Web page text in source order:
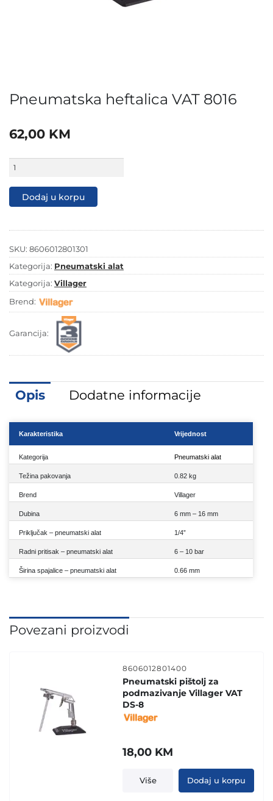
Pneumatska heftalica VAT 8016
62,00 KM
heftalica
8016
količina
Dodaj u korpu
SKU: 8606012801301
Kategorija: Pneumatski alat
Kategorija: Villager
Brend:
Garancija:
Opis Dodatne informacije
Karakteristika Vrijednost
Kategorija Pneumatski alat
Težina pakovanja 0.82 kg
Brend Villager
Dubina 6 mm – 16 mm
Priključak – pneumatski alat 1/4”
Radni pritisak – pneumatski alat 6 – 10 bar
Širina spajalice – pneumatski alat 0.66 mm
Povezani proizvodi
8606012801400
Pneumatski pištolj za
podmazivanje Villager VAT
DS-8
18,00 KM
Više Dodaj u korpu